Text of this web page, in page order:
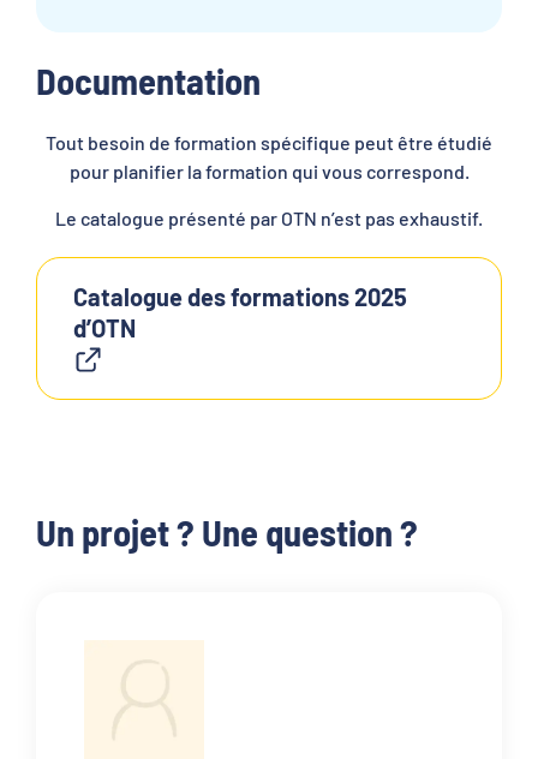
Documentation
Tout besoin de formation spécifique peut être étudié
pour planifier la formation qui vous correspond.
Le catalogue présenté par OTN n’est pas exhaustif.
Catalogue des formations 2025
d’OTN
Un projet ? Une question ?